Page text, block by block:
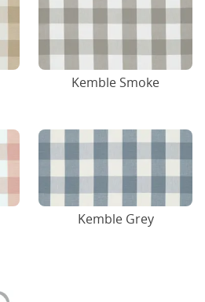
Kemble Smoke
Kemble Grey